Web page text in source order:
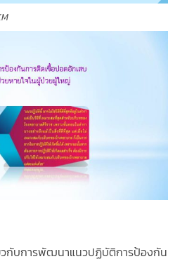
วกับการพัฒนาแนวปฏิบัติการป้องกัน